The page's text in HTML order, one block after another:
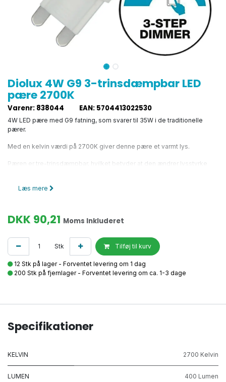
Diolux 4W G9 3-trinsdæmpbar LED
pære 2700K
Varenr: 838044 EAN: 5704413022530
4W LED pære med G9 fatning, som svarer til 35W i de traditionelle
pærer.
Med en kelvin værdi på 2700K giver denne pære et varmt lys.
Pæren er tre-trinsdæmpbar, hvilket betyder at den ændrer lysstyrke
Der skiftes mellem 100%, 50% og 25%.
Læs mere
DKK90,21 Moms Inkluderet
Stk Tilføj til kurv
12 Stk på lager - Forventet levering om 1 dag
200 Stk på fjernlager - Forventet levering om ca. 1-3 dage
Specifikationer
KELVIN 2700 Kelvin
LUMEN 400 Lumen